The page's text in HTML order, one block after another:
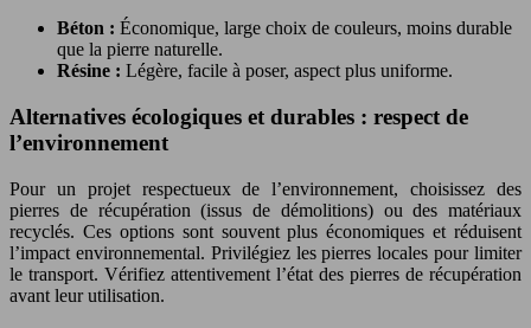
Béton : Économique, large choix de couleurs, moins durable
que la pierre naturelle.
Résine : Légère, facile à poser, aspect plus uniforme.
Alternatives écologiques et durables : respect de
l’environnement
Pour un projet respectueux de l’environnement, choisissez des
pierres de récupération (issus de démolitions) ou des matériaux
recyclés. Ces options sont souvent plus économiques et réduisent
l’impact environnemental. Privilégiez les pierres locales pour limiter
le transport. Vérifiez attentivement l’état des pierres de récupération
avant leur utilisation.